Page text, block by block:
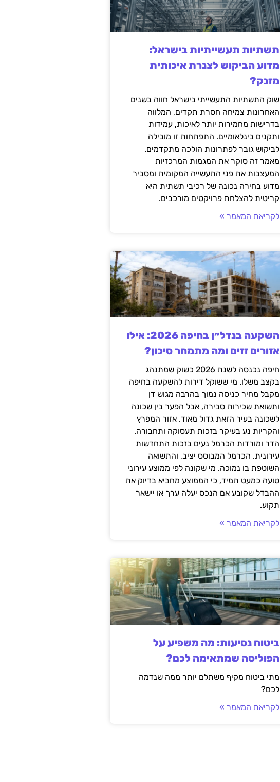
תשתיות תעשייתיות בישראל:
מדוע הביקוש לצנרת איכותית
מזנק?
שוק התשתיות התעשייתי בישראל חווה בשנים
האחרונות צמיחה חסרת תקדים, המלווה
בדרישות מחמירות יותר לאיכות, עמידות
ותקנים בינלאומיים. התפתחות זו מובילה
לביקוש גובר לפתרונות הולכה מתקדמים.
מאמר זה סוקר את המגמות המרכזיות
המעצבות את פני התעשייה המקומית ומסביר
מדוע בחירה נכונה של רכיבי תשתית היא
קריטית להצלחת פרויקטים מורכבים.
לקריאת המאמר »
השקעה בנדל״ן בחיפה 2026: אילו
אזורים זזים ומה מתמחר סיכון?
חיפה נכנסה לשנת 2026 כשוק שמתנהג
בקצב משלו. מי ששוקל דירות להשקעה בחיפה
מקבל מחיר כניסה נמוך בהרבה מגוש דן
ותשואת שכירות סבירה, אבל הפער בין שכונה
לשכונה בעיר הזאת גדול מאוד. אזור המפרץ
והקריות נע בעיקר בזכות תעסוקה ותחבורה.
הדר ומורדות הכרמל נעים בזכות התחדשות
עירונית. הכרמל המבוסס יציב, והתשואה
השוטפת בו נמוכה. מי שקונה לפי ממוצע עירוני
טועה כמעט תמיד, כי הממוצע מחביא בדיוק את
ההבדל שקובע אם הנכס יעלה ערך או יישאר
תקוע.
לקריאת המאמר »
ביטוח נסיעות: מה משפיע על
הפוליסה שמתאימה לכם?
מתי ביטוח מקיף משתלם יותר ממה שנדמה
לכם?
לקריאת המאמר »